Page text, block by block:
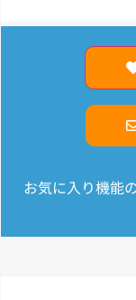
お気に入り機能